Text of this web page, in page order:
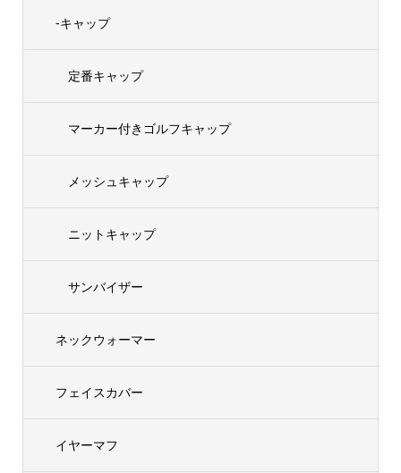
-キャップ
定番キャップ
マーカー付きゴルフキャップ
メッシュキャップ
ニットキャップ
サンバイザー
ネックウォーマー
フェイスカバー
イヤーマフ